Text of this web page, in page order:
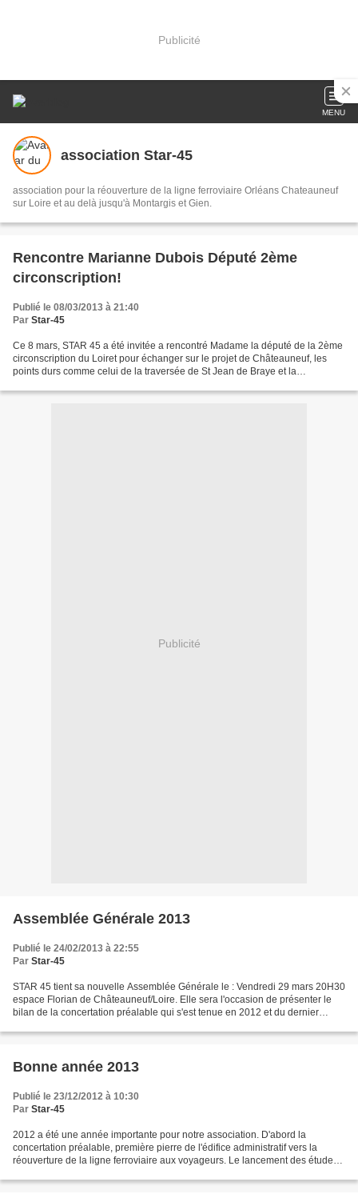
Publicité
MENU
association Star-45
association pour la réouverture de la ligne ferroviaire Orléans Chateauneuf
sur Loire et au delà jusqu'à Montargis et Gien.
Rencontre Marianne Dubois Député 2ème
circonscription!
Publié le 08/03/2013 à 21:40
Par Star-45
Ce 8 mars, STAR 45 a été invitée a rencontré Madame la député de la 2ème
circonscription du Loiret pour échanger sur le projet de Châteauneuf, les
points durs comme celui de la traversée de St Jean de Braye et la
Publicité
Assemblée Générale 2013
Publié le 24/02/2013 à 22:55
Par Star-45
STAR 45 tient sa nouvelle Assemblée Générale le : Vendredi 29 mars 20H30
espace Florian de Châteauneuf/Loire. Elle sera l'occasion de présenter le
bilan de la concertation préalable qui s'est tenue en 2012 et du dernier
Bonne année 2013
Publié le 23/12/2012 à 10:30
Par Star-45
2012 a été une année importante pour notre association. D'abord la
concertation préalable, première pierre de l'édifice administratif vers la
réouverture de la ligne ferroviaire aux voyageurs. Le lancement des études